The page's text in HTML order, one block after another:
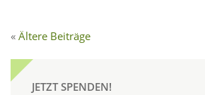
Ältere Beiträge
JETZT SPENDEN!